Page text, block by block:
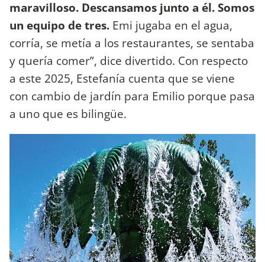
maravilloso. Descansamos junto a él. Somos
un equipo de tres. Emi jugaba en el agua,
corría, se metía a los restaurantes, se sentaba
y quería comer”, dice divertido. Con respecto
a este 2025, Estefanía cuenta que se viene
con cambio de jardín para Emilio porque pasa
a uno que es bilingüe.